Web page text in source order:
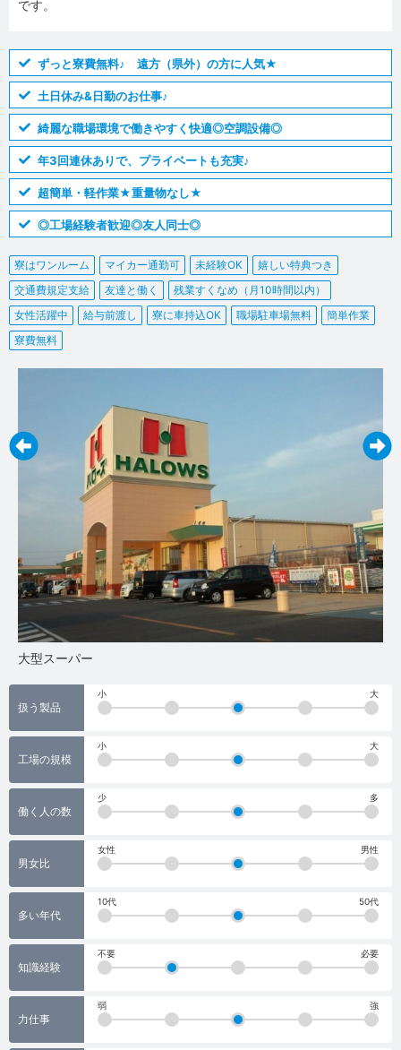
です。
ずっと寮費無料♪ 遠方（県外）の方に人気★
土日休み&日勤のお仕事♪
綺麗な職場環境で働きやすく快適◎空調設備◎
年3回連休ありで、プライベートも充実♪
超簡単・軽作業★重量物なし★
◎工場経験者歓迎◎友人同士◎
寮はワンルーム マイカー通勤可 未経験OK
嬉しい特典つき
交通費規定支給
友達と働く
残業すくなめ（月10時間以内）
女性活躍中
給与前渡し 寮に車持込OK 職場駐車場無料
簡単作業
寮費無料
大型スーパー
扱う製品
小 大
工場の規模
小 大
働く人の数
少 多
男女比
女性 男性
多い年代
10代 50代
知識経験
不要 必要
力仕事
弱 強